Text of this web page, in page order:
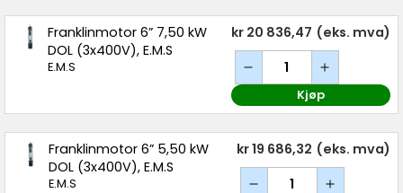
Franklinmotor 6” 7,50 kW
DOL (3x400V), E.M.S
E.M.S
kr 20 836,47 (eks. mva)
Kjøp
Franklinmotor 6” 5,50 kW
DOL (3x400V), E.M.S
E.M.S
kr 19 686,32 (eks. mva)